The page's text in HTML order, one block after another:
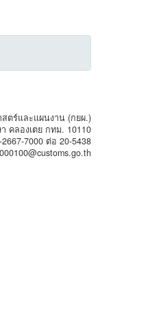
ตร์และแผนงาน (กยผ.)
คลองเตย กทม. 10110
2667-7000 ต่อ 20-5438